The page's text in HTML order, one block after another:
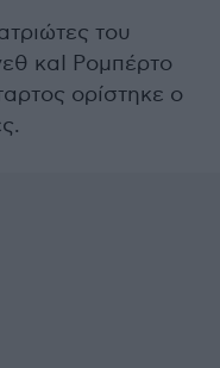
του
καΙ Ρομπέρτο
ορίστηκε ο